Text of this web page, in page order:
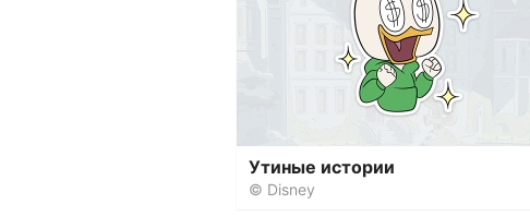
Утиные истории
© Disney